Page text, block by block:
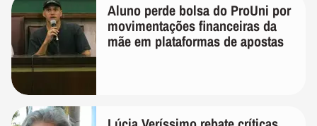
Aluno perde bolsa do ProUni por
movimentações financeiras da
mãe em plataformas de apostas